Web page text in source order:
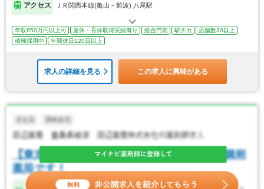
アクセス ＪＲ関西本線(亀山－難波) 八尾駅
年収650万円以上可 産休・育休取得実績有り 総合門前 駅チカ
店舗数30以上
積極採用中
年間休日120日以上
求人の詳細を見る この求人に興味がある